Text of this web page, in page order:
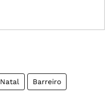
Natal Barreiro